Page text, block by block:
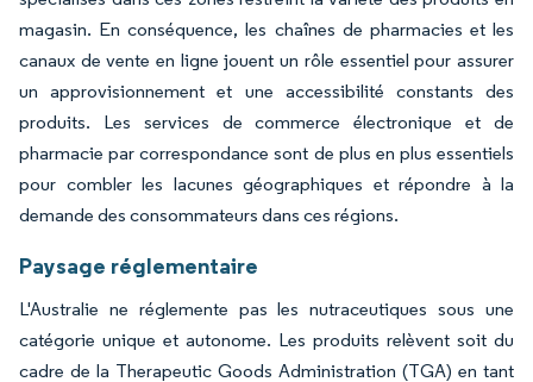
magasin. En conséquence, les chaînes de pharmacies et les
canaux de vente en ligne jouent un rôle essentiel pour assurer
un approvisionnement et une accessibilité constants des
produits. Les services de commerce électronique et de
pharmacie par correspondance sont de plus en plus essentiels
pour combler les lacunes géographiques et répondre à la
demande des consommateurs dans ces régions.
Paysage réglementaire
L'Australie ne réglemente pas les nutraceutiques sous une
catégorie unique et autonome. Les produits relèvent soit du
cadre de la Therapeutic Goods Administration (TGA) en tant